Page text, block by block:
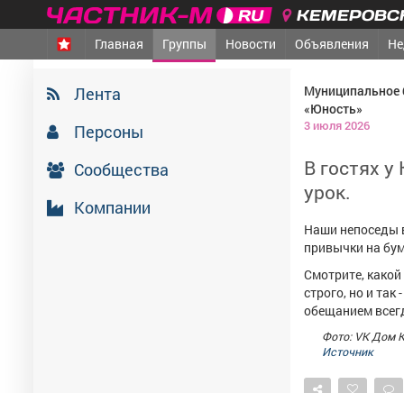
Главная Группы Новости Объявления
Лента
Персоны
Сообщества
Компании
Муниципальное
«Юность»
3 июля 2026
В гостях
урок.
Наши непоседы
привычки на
Смотрите,
строго, но и так
обещанием
Фото: VK Дом
Источник